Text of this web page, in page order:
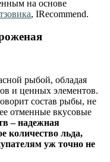
на основе
, IRecommend.
рыбой, обладая
и ценных элементов.
состав рыбы, не
отменные вкусовые
– надежная
количество льда,
уж точно не